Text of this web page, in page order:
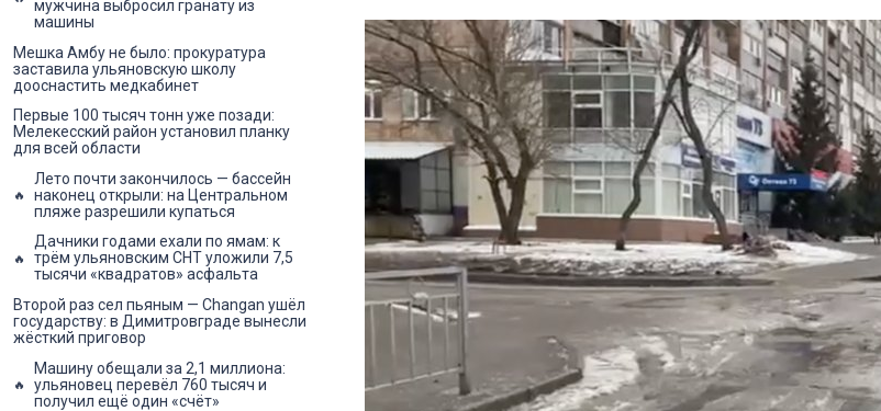
мужчина выбросил гранату из
машины
Мешка Амбу не было: прокуратура
заставила ульяновскую школу
дооснастить медкабинет
Первые 100 тысяч тонн уже позади:
Мелекесский район установил планку
для всей области
Лето почти закончилось — бассейн
наконец открыли: на Центральном
пляже разрешили купаться
Дачники годами ехали по ямам: к
трём ульяновским СНТ уложили 7,5
тысячи «квадратов» асфальта
Второй раз сел пьяным — Changan ушёл
государству: в Димитровграде вынесли
жёсткий приговор
Машину обещали за 2,1 миллиона:
ульяновец перевёл 760 тысяч и
получил ещё один «счёт»